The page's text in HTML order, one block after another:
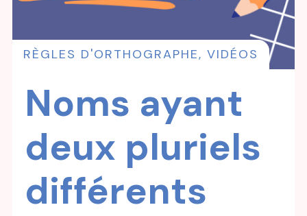
RÈGLES D'ORTHOGRAPHE, VIDÉOS
Noms ayant
deux pluriels
différents